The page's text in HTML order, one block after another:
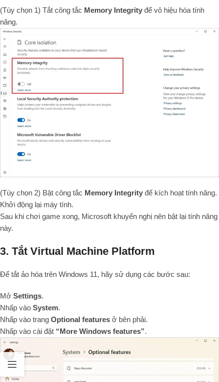
(Tùy chọn 1) Tắt công tắc Memory Integrity để vô hiệu hóa tính
năng.
(Tùy chọn 2) Bật công tắc Memory Integrity để kích hoạt tính năng.
Khởi động lại máy tính.
Sau khi chơi game xong, Microsoft khuyến nghị nên bật lại tính năng
này.
3. Tắt Virtual Machine Platform
Để tắt ảo hóa trên Windows 11, hãy sử dụng các bước sau:
Mở Settings.
Nhấp vào System.
Nhấp vào trang Optional features ở bên phải.
Nhấp vào cài đặt “More Windows features”.